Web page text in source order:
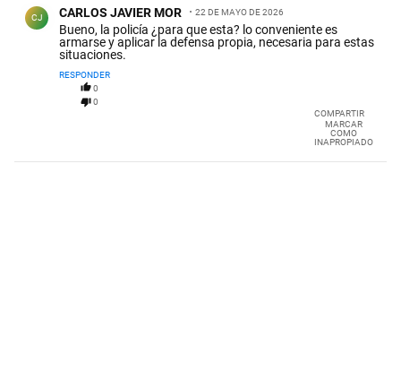
CJ CARLOS JAVIER MOR 22 DE MAYO DE 2026
Bueno, la policía ¿para que esta? lo conveniente es
armarse y aplicar la defensa propia, necesaria para estas
situaciones.
RESPONDER
0
0
COMPARTIR
MARCAR
COMO
INAPROPIADO